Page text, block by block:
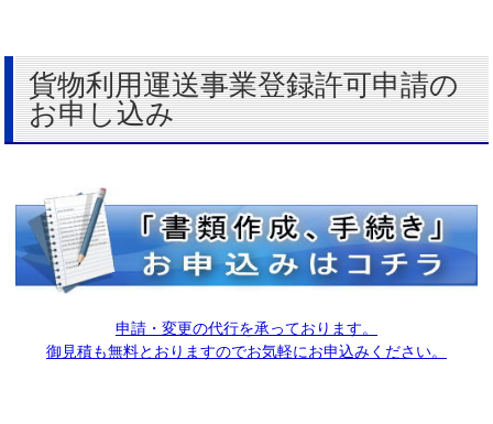
貨物利用運送事業登録許可申請の
お申し込み
申請・変更の代行を承っております。
御見積も無料とおりますのでお気軽にお申込みください。